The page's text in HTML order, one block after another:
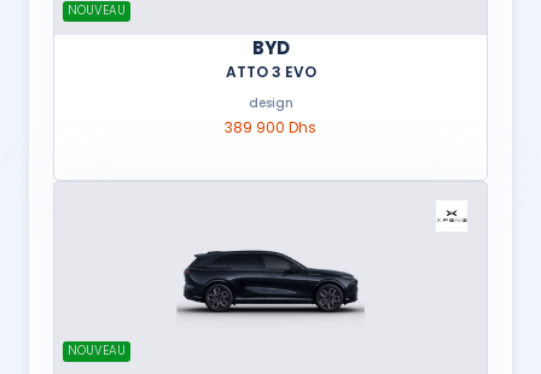
NOUVEAU
BYD
ATTO 3 EVO
design
389 900 Dhs
NOUVEAU